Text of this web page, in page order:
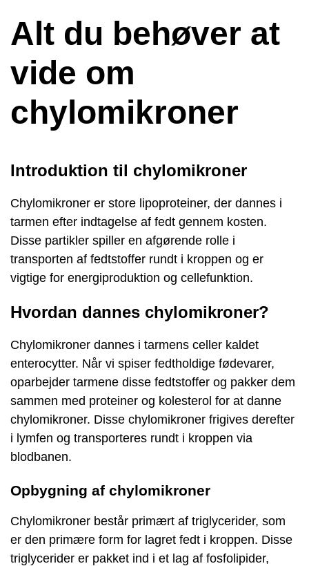
Alt du behøver at
vide om
chylomikroner
Introduktion til chylomikroner
Chylomikroner er store lipoproteiner, der dannes i
tarmen efter indtagelse af fedt gennem kosten.
Disse partikler spiller en afgørende rolle i
transporten af ​​fedtstoffer rundt i kroppen og er
vigtige for energiproduktion og cellefunktion.
Hvordan dannes chylomikroner?
Chylomikroner dannes i tarmens celler kaldet
enterocytter. Når vi spiser fedtholdige fødevarer,
oparbejder tarmene disse fedtstoffer og pakker dem
sammen med proteiner og kolesterol for at danne
chylomikroner. Disse chylomikroner frigives derefter
i lymfen og transporteres rundt i kroppen via
blodbanen.
Opbygning af chylomikroner
Chylomikroner består primært af triglycerider, som
er den primære form for lagret fedt i kroppen. Disse
triglycerider er pakket ind i et lag af fosfolipider,